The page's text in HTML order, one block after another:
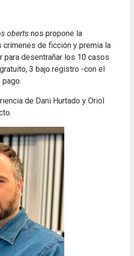
oberts nos propone la
de ficción y premia la
para desentrañar los 10 casos
3 bajo registro -con el
de Dani Hurtado y Oriol
.